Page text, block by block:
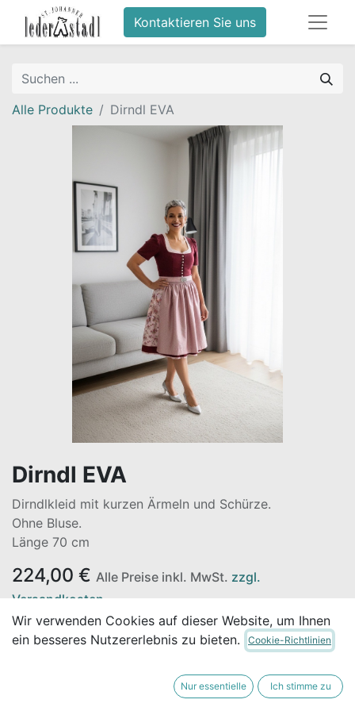
Kontaktieren Sie uns
Alle Produkte Dirndl EVA
Dirndl EVA
Dirndlkleid mit kurzen Ärmeln und Schürze.
Ohne Bluse.
Länge 70 cm
224,00 € Alle Preise inkl. MwSt. zzgl.
Versandkosten
Nicht vorrätig
Erhalten Sie eine Benachrichtigung, wenn wieder
vorrätig
Wir verwenden Cookies auf dieser Website, um Ihnen
ein besseres Nutzererlebnis zu bieten.
Cookie-Richtlinien
Nur essentielle Ich stimme zu